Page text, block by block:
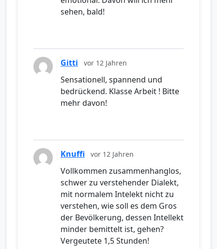
sehen, bald!
Gitti vor 12 Jahren
Sensationell, spannend und
bedrückend. Klasse Arbeit ! Bitte
mehr davon!
Knuffi vor 12 Jahren
Vollkommen zusammenhanglos,
schwer zu verstehender Dialekt,
mit normalem Intelekt nicht zu
verstehen, wie soll es dem Gros
der Bevölkerung, dessen Intellekt
minder bemittelt ist, gehen?
Vergeutete 1,5 Stunden!